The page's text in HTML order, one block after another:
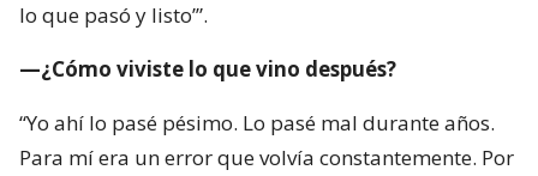
lo que pasó y listo’”.
—¿Cómo viviste lo que vino después?
“Yo ahí lo pasé pésimo. Lo pasé mal durante años.
Para mí era un error que volvía constantemente. Por